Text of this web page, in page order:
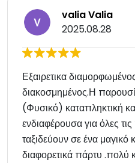
valia Valia
2025.08.28
Εξαιρετικα
διακοσμημένος.Η
(Φυσικό) καταπληκτική
ενδιαφέρουσα για όλες
ταξιδεύουν σε ένα μαγικό
διαφορετικά πάρτυ